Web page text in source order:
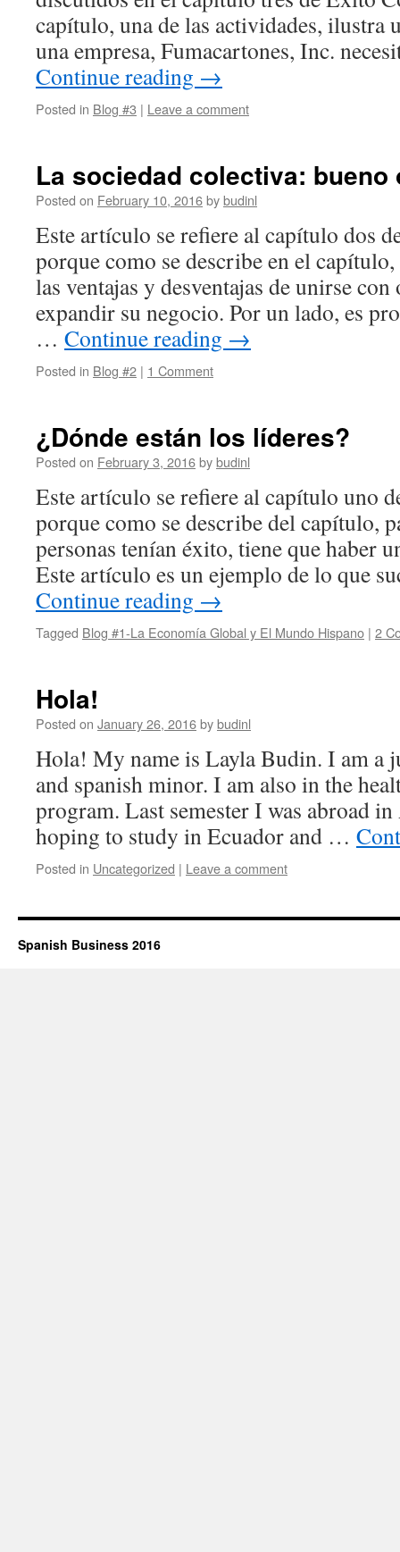
capítulo, una de las actividades, ilustra
una empresa, Fumacartones, Inc.
Continue reading →
Posted in Blog #3 | Leave a comment
La sociedad colectiva: bueno
Posted on February 10, 2016bybudinl
Este artículo se refiere al capítulo dos
porque como se describe en el
las ventajas y desventajas de unirse con
expandir su negocio. Por un lado, es
… Continue reading →
Posted in Blog #2 | 1 Comment
¿Dónde están los líderes?
Posted on February 3, 2016bybudinl
Este artículo se refiere al capítulo uno
porque como se describe del capítulo,
personas tenían éxito, tiene que haber
Este artículo es un ejemplo de lo que
Continue reading →
Tagged Blog #1-La Economía Global y El Mundo Hispano | 2
Hola!
Posted on January 26, 2016bybudinl
Hola! My name is Layla Budin. I am a
and spanish minor. I am also in the
program. Last semester I was abroad
hoping to study in Ecuador and …
Posted in Uncategorized | Leave a comment
Spanish Business 2016